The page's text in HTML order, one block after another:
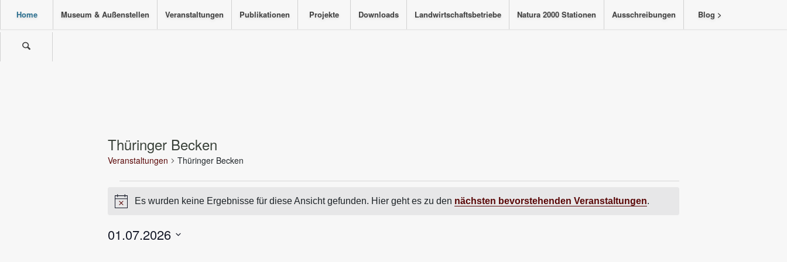
Home Museum & Außenstellen Veranstaltungen Publikationen Projekte Downloads Landwirtschaftsbetriebe Natura 2000 Stationen Ausschreibungen Blog >
Thüringer Becken
Veranstaltungen Thüringer Becken
Hinweis
Es wurden keine Ergebnisse für diese Ansicht gefunden. Hier geht es zu den nächsten bevorstehenden Veranstaltungen.
01.07.2026